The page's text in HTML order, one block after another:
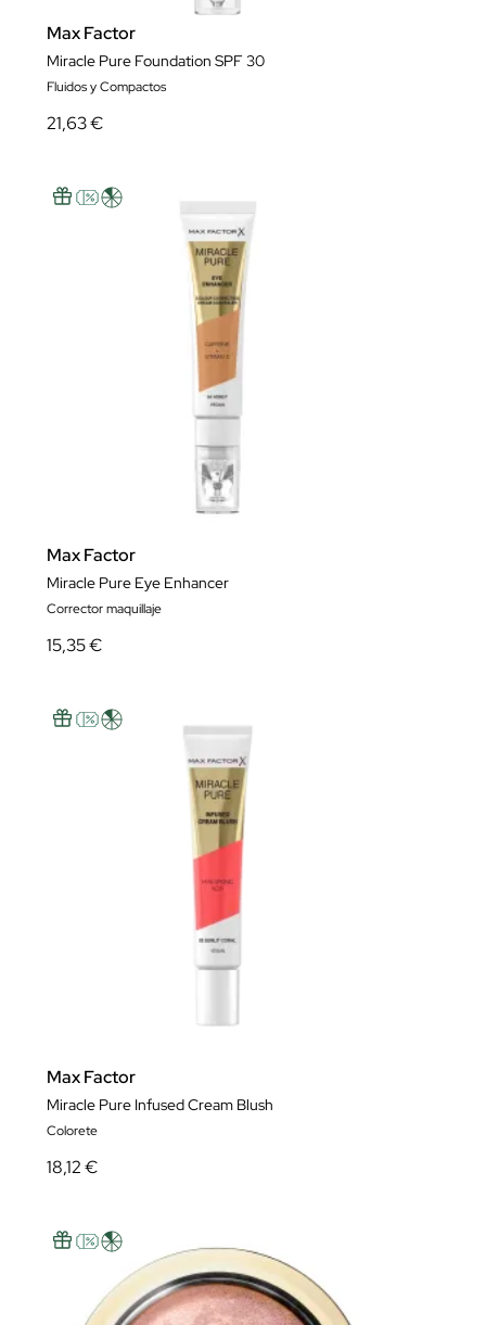
Max Factor
Miracle Pure Foundation SPF 30
Fluidos y Compactos
21,63 €
Max Factor
Miracle Pure Eye Enhancer
Corrector maquillaje
15,35 €
Max Factor
Miracle Pure Infused Cream Blush
Colorete
18,12 €